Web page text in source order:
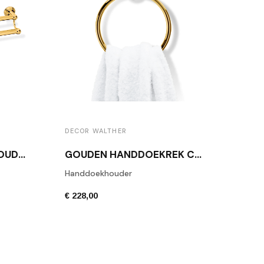
DUBBELE HANDDOEKHOUDER GLANS GOUD DECOR WALTHER CL HTD60
DECOR WALTHER
GOUDEN HANDDOEKREK CL GTH
Handdoekhouder
€ 228,00